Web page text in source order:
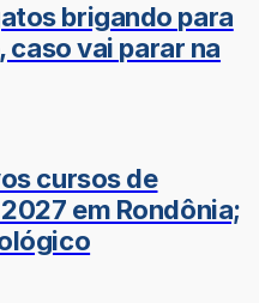
brigando para
caso vai parar na
cursos de
em Rondônia;